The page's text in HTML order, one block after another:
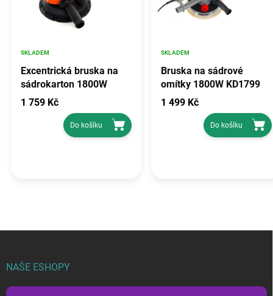
Excentrická bruska na
sádrokarton 1800W
KD1539
SKLADEM
1 759 Kč
Do košíku
Bruska na sádrové
omítky 1800W KD1799
SKLADEM
1 499 Kč
Do košíku
NAŠE ESHOPY